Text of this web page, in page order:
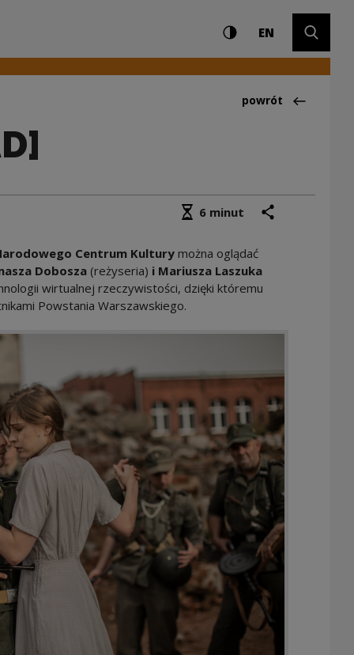
|
Ustawienia iWysoki kontrast
ENCHANGE
Powrót do:Pokazy
powrót
Średni czas czytania
6 minut
Centrum Kulturymożna oglądać
Dobosza (reżyseria) i Mariusza Laszuka
wirtualnej rzeczywistości, dzięki któremu
Powstania Warszawskiego.